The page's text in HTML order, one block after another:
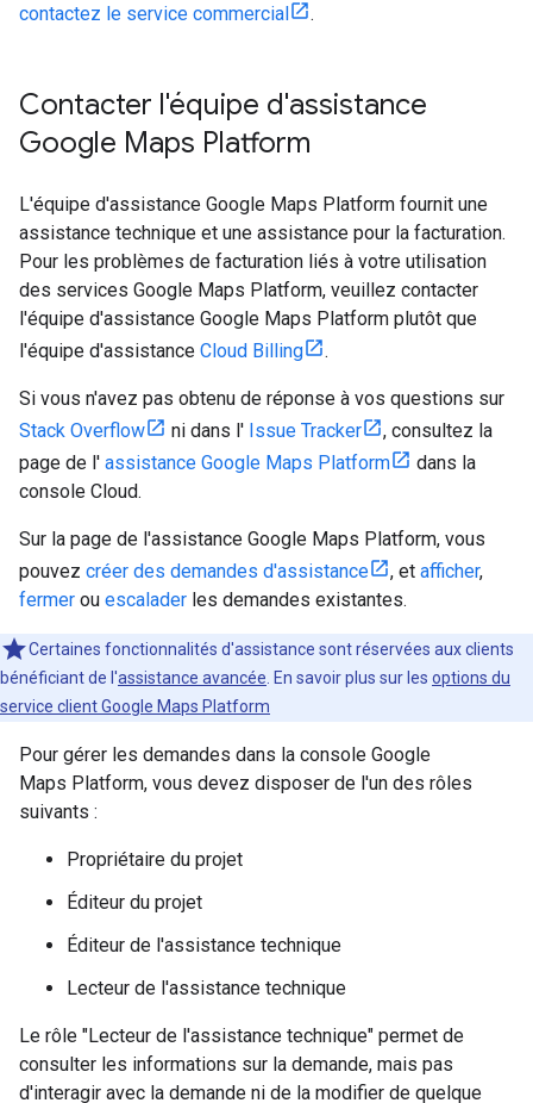
contactez le service commercial
.
Contacter l'équipe d'assistance
Google Maps Platform
L'équipe d'assistance Google Maps Platform fournit une
assistance technique et une assistance pour la facturation.
Pour les problèmes de facturation liés à votre utilisation
des services Google Maps Platform, veuillez contacter
l'équipe d'assistance Google Maps Platform plutôt que
l'équipe d'assistance Cloud Billing .
Si vous n'avez pas obtenu de réponse à vos questions sur
Stack Overflow
ni dans l' Issue Tracker
, consultez la
page de l' assistance Google Maps Platform
dans la
console Cloud.
Sur la page de l'assistance Google Maps Platform, vous
pouvez créer des demandes d'assistance , et afficher,
fermer ou escalader les demandes existantes.
Certaines fonctionnalités d'assistance sont réservées aux clients
bénéficiant de l'assistance avancée . En savoir plus sur les options du
service client Google Maps Platform
Pour gérer les demandes dans la console Google
Maps Platform, vous devez disposer de l'un des rôles
suivants :
Propriétaire du projet
Éditeur du projet
Éditeur de l'assistance technique
Lecteur de l'assistance technique
Le rôle "Lecteur de l'assistance technique" permet de
consulter les informations sur la demande, mais pas
d'interagir avec la demande ni de la modifier de quelque